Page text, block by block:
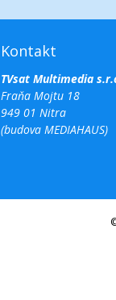
Kontakt
TVsat Multimedia
Fraňa Mojtu 18
949 01 Nitra
(budova MEDIAHAUS)